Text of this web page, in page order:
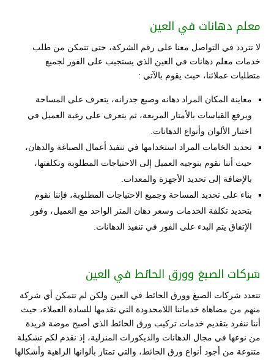
معلم دهانات في العين
لا تتردد في التواصل معنا على رقم الشركة، حتى تتمكن من طلب
خدمات معلم دهانات في العين الذي يستجيب على الفور لجميع
متطلبات عملائنا، حيث يقوم بالآتي :
معاينة المكان المراد دهانه وصبع جدرانه، يتعرف على المساحة
ويرفع القياسات بالأمتار المربعة، ثم يتعرف على رغبة العميل في
اختيار الألوان وأنواع الدهانات.
تحديد الخامات المراد استخدامها في تنفيذ أعمال الصباغة والدهان،
حيث أننا نقوم بتوجيه العميل إلى الاحتياجات المطلوبة وتكلفتها،
بالإضافة إلى تحديد الأجهزة والمعدات.
بناء على تحديد المساحة وجميع الاحتياجات المطلوبة، فإننا نقوم
بتحديد تكلفة الخدمات وسعر دهان المتر الواحد مع العميل، وفور
الإتفاق يتم البدء على الفور في تنفيذ الدهانات.
شركات الصبغ وورق الحائط في العين
تتعدد شركات الصبغ وورق الحائط في العين ولكن لم تتمكن أي شركة
منهم من مضاهاة خدماتنا اللامحدودة التي نقدمها للسادة العملاء، حيث
أننا ننفرد بتقديم خدمات تركيب ورق الحائط الذي أصبح موضة فريدة
من نوعها في مجال الدهانات والديكورات المنزلية، إذ نقدم لكم تشكيلة
متنوعة من أجود أنواع ورق الحائط، والتي تمتاز بألوانها الزاهية وأشكالها